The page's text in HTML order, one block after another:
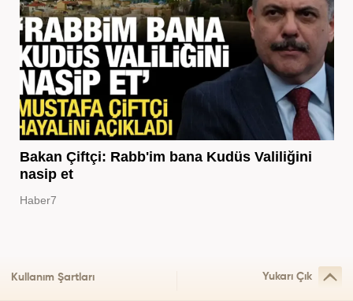
Bakan Çiftçi: Rabb'im bana Kudüs Valiliğini
nasip et
Haber7
Kullanım Şartları Yukarı Çık